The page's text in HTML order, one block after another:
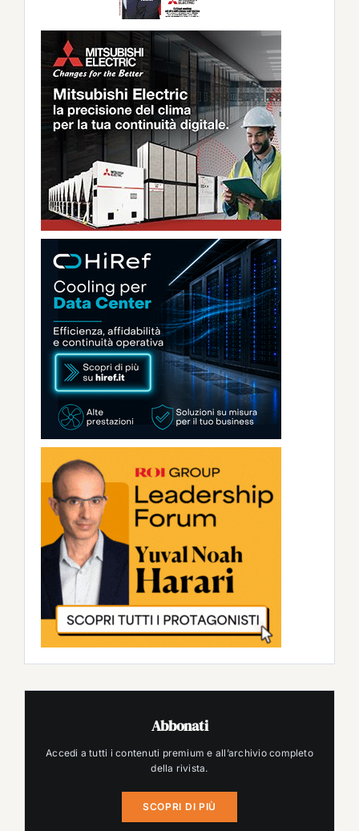
Abbonati
Accedi a tutti i contenuti premium e all’archivio completo
della rivista.
SCOPRI DI PIÙ